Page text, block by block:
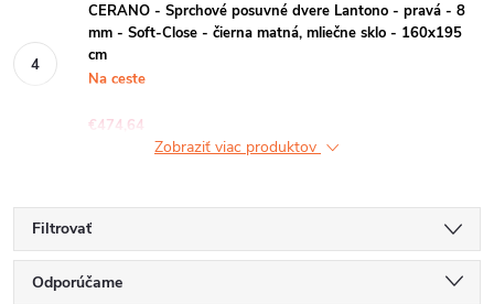
CERANO - Sprchové posuvné dvere Lantono - pravá - 8
mm - Soft-Close - čierna matná, mliečne sklo - 160x195
cm
Na ceste
€474,64
Zobraziť viac produktov
Filtrovať
ROdporúčame